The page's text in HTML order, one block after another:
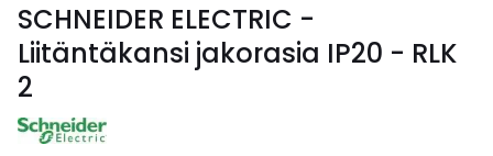
SCHNEIDER ELECTRIC -
Liitäntäkansi jakorasia IP20 - RLK
2